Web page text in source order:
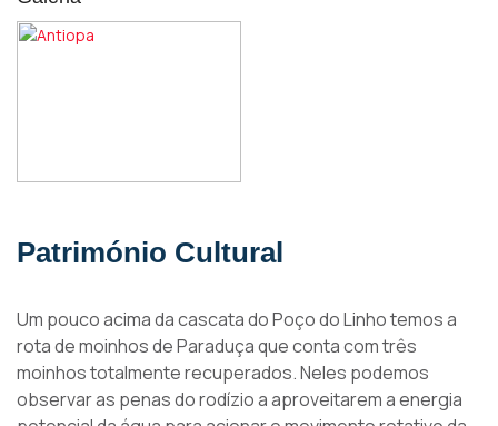
Património Cultural
Um pouco acima da cascata do Poço do Linho temos a
rota de moinhos de Paraduça que conta com três
moinhos totalmente recuperados. Neles podemos
observar as penas do rodízio a aproveitarem a energia